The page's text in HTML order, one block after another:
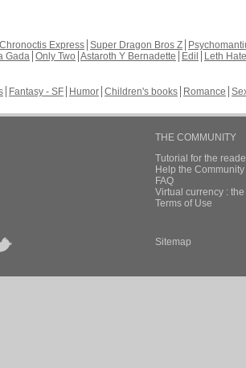
Chronoctis Express Super Dragon Bros Z
Gada Only Two Astaroth Y Bernadette Edil
Leth Hate
Fantasy - SF Humor Children's books Romance
THE COMMUNITY
Tutorial for the
Help the
FAQ
Virtual currency :
Terms of Use
Sitemap